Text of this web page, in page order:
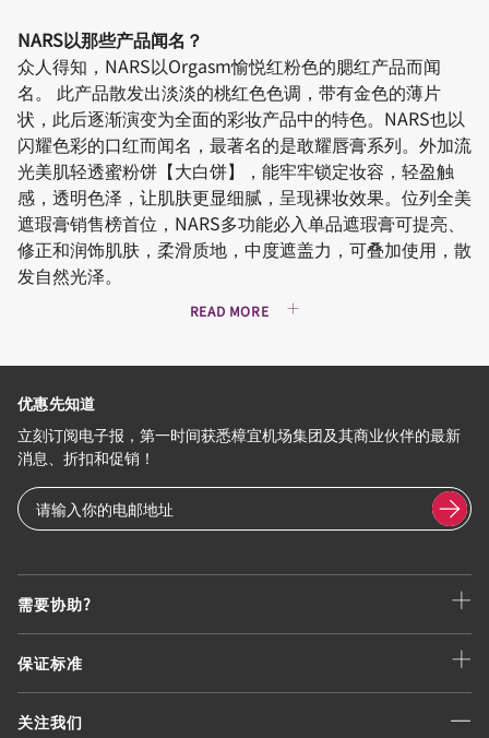
NARS以那些产品闻名？
众人得知，NARS以Orgasm愉悦红粉色的腮红产品而闻
名。 此产品散发出淡淡的桃红色色调，带有金色的薄片
状，此后逐渐演变为全面的彩妆产品中的特色。NARS也以
闪耀色彩的口红而闻名，最著名的是敢耀唇膏系列。外加流
光美肌轻透蜜粉饼【大白饼】，能牢牢锁定妆容，轻盈触
感，透明色泽，让肌肤更显细腻，呈现裸妆效果。位列全美
遮瑕膏销售榜首位，NARS多功能必入单品遮瑕膏可提亮、
修正和润饰肌肤，柔滑质地，中度遮盖力，可叠加使用，散
发自然光泽。
READ MORE
需要协助?
保证标准
关注我们
优惠先知道
立刻订阅电子报，第一时间获悉樟宜机场集团及其商业伙伴的最新
消息、折扣和促销！